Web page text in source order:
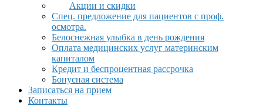
Акции и скидки
Спец. предложение для пациентов с проф.
осмотра.
Белоснежная улыбка в день рождения
Оплата медицинских услуг материнским
капиталом
Кредит и беспроцентная рассрочка
Бонусная система
Записаться на прием
Контакты